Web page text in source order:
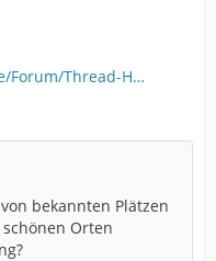
Forum/Thread-H…
bekannten Plätzen
Orten